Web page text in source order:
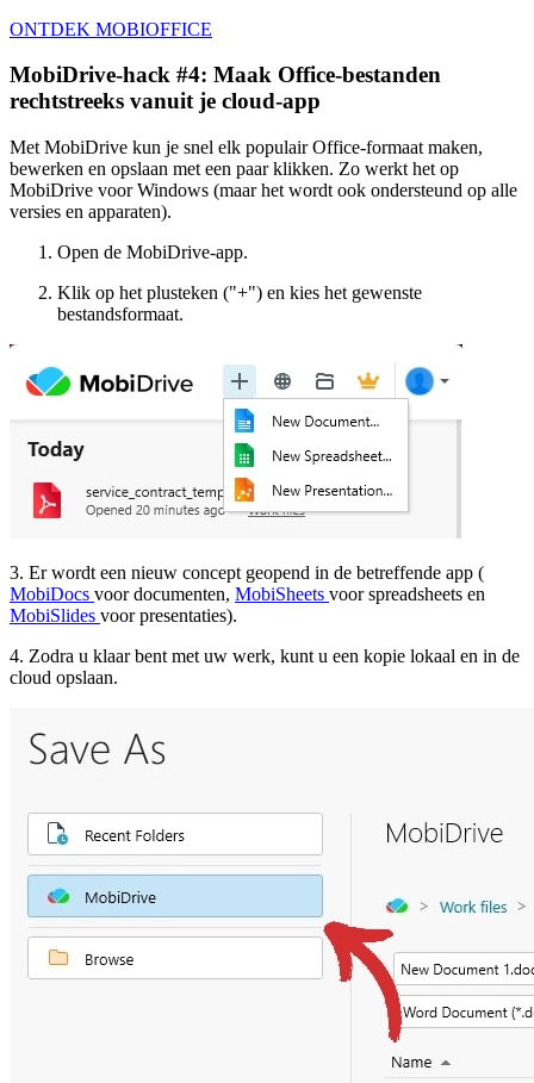
ONTDEK MOBIOFFICE
MobiDrive-hack #4: Maak Office-bestanden
rechtstreeks vanuit je cloud-app
Met MobiDrive kun je snel elk populair Office-formaat maken,
bewerken en opslaan met een paar klikken. Zo werkt het op
MobiDrive voor Windows (maar het wordt ook ondersteund op alle
versies en apparaten).
Open de MobiDrive-app.
Klik op het plusteken ("+") en kies het gewenste
bestandsformaat.
3. Er wordt een nieuw concept geopend in de betreffende app (
MobiDocs voor documenten, MobiSheets voor spreadsheets en
MobiSlides voor presentaties).
4. Zodra u klaar bent met uw werk, kunt u een kopie lokaal en in de
cloud opslaan.